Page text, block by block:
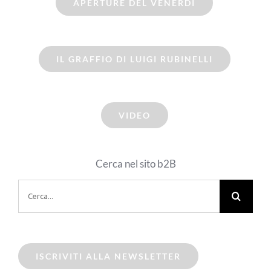
APERTURE DEL VENERDI
IL GRAFFIO DI LUIGI RUBINELLI
VIDEO
Cerca nel sito b2B
per:
ISCRIVITI ALLA NEWSLETTER